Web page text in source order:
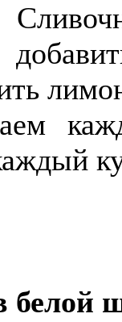
белой